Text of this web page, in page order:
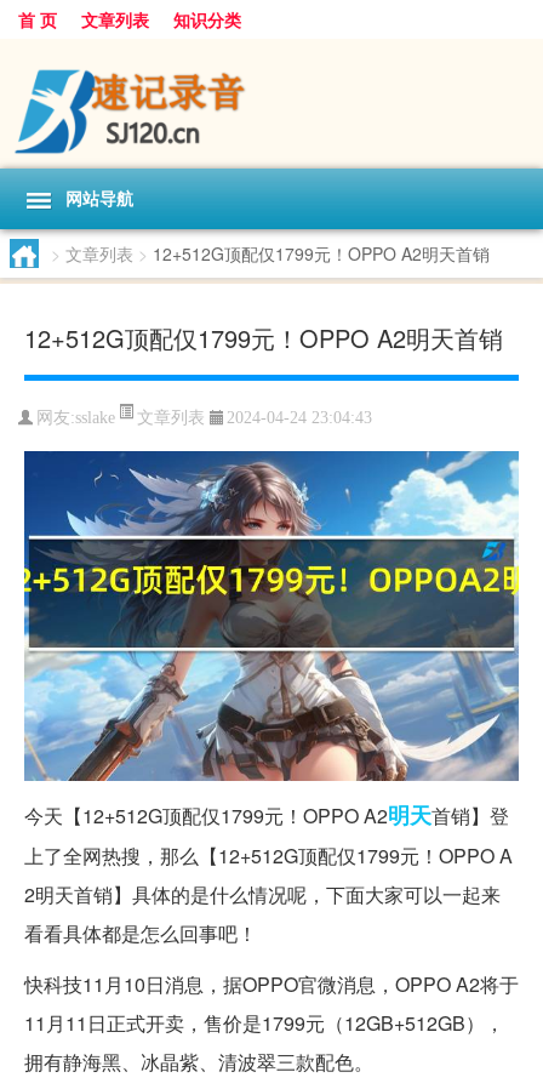
首 页 文章列表 知识分类
网站导航
> 文章列表 > 12+512G顶配仅1799元！OPPO A2明天首销
12+512G顶配仅1799元！OPPO A2明天首销
网友:sslake 文章列表 2024-04-24 23:04:43
今天【12+512G顶配仅1799元！OPPO A2明天首销】登
上了全网热搜，那么【12+512G顶配仅1799元！OPPO A
2明天首销】具体的是什么情况呢，下面大家可以一起来
看看具体都是怎么回事吧！
快科技11月10日消息，据OPPO官微消息，OPPO A2将于
11月11日正式开卖，售价是1799元（12GB+512GB），
拥有静海黑、冰晶紫、清波翠三款配色。